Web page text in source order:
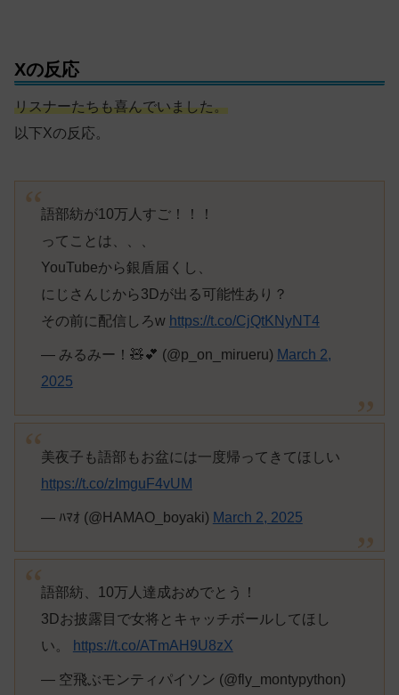
Xの反応
リスナーたちも喜んでいました。
以下Xの反応。
語部紡が10万人すご！！！
ってことは、、、
YouTubeから銀盾届くし、
にじさんじから3Dが出る可能性あり？
その前に配信しろw https://t.co/CjQtKNyNT4
— みるみー！🧸💕 (@p_on_mirueru) March 2,
2025
美夜子も語部もお盆には一度帰ってきてほしい
https://t.co/zImguF4vUM
— ﾊﾏｵ (@HAMAO_boyaki) March 2, 2025
語部紡、10万人達成おめでとう！
3Dお披露目で女将とキャッチボールしてほし
い。
https://t.co/ATmAH9U8zX
— 空飛ぶモンティパイソン (@fly_montypython)